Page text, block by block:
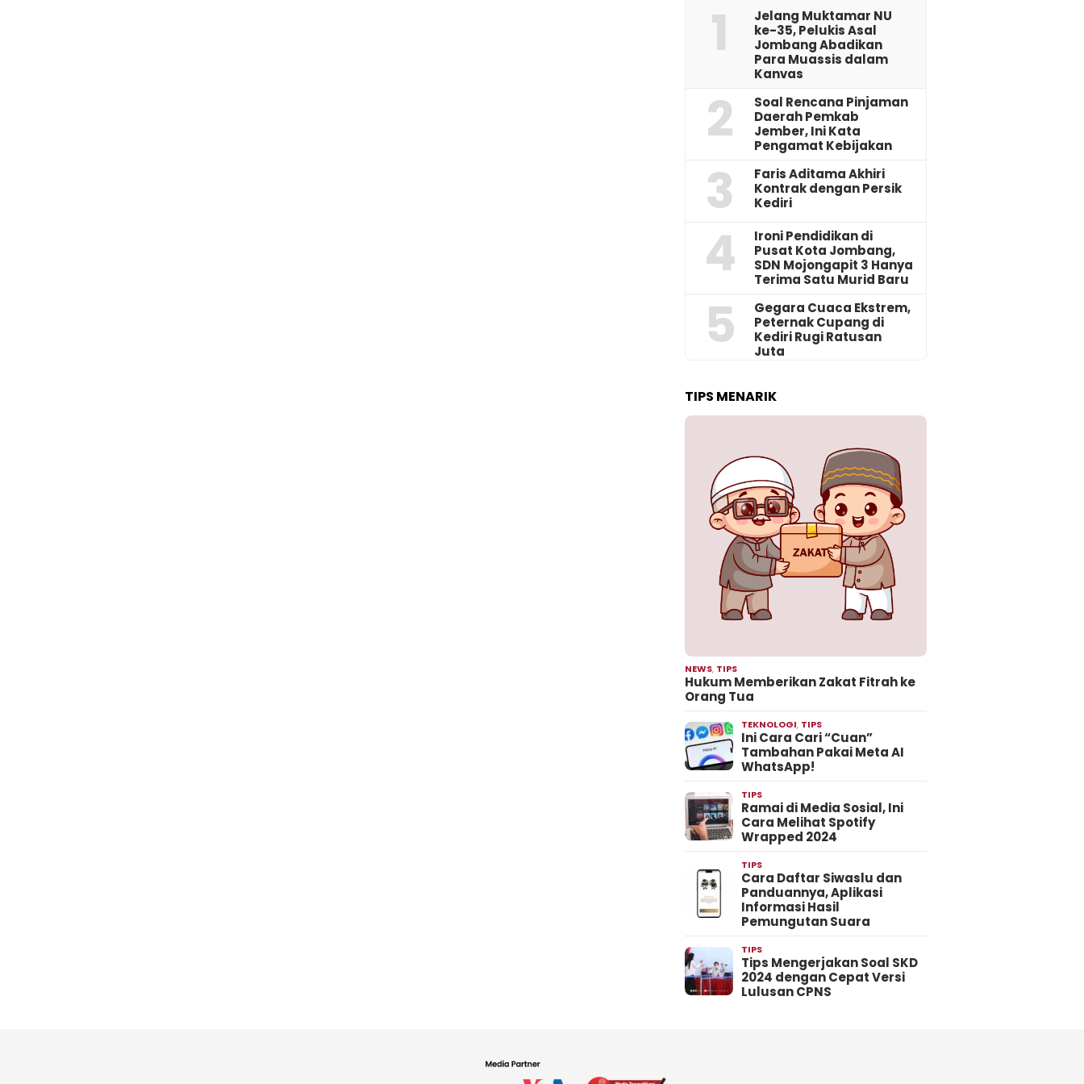
1
Jelang Muktamar NU
ke-35, Pelukis Asal
Jombang Abadikan
Para Muassis dalam
Kanvas
2
‎Soal Rencana Pinjaman
Daerah Pemkab
Jember, Ini Kata
Pengamat Kebijakan ‎
3
Faris Aditama Akhiri
Kontrak dengan Persik
Kediri
4
Ironi Pendidikan di
Pusat Kota Jombang,
SDN Mojongapit 3 Hanya
Terima Satu Murid Baru
5
‎Gegara Cuaca Ekstrem,
Peternak Cupang di
Kediri Rugi Ratusan
Juta
TIPS MENARIK
NEWS, TIPS
Hukum Memberikan Zakat Fitrah ke
Orang Tua
TEKNOLOGI, TIPS
Ini Cara Cari “Cuan”
Tambahan Pakai Meta AI
WhatsApp!
TIPS
Ramai di Media Sosial, Ini
Cara Melihat Spotify
Wrapped 2024
TIPS
Cara Daftar Siwaslu dan
Panduannya, Aplikasi
Informasi Hasil
Pemungutan Suara
TIPS
Tips Mengerjakan Soal SKD
2024 dengan Cepat Versi
Lulusan CPNS